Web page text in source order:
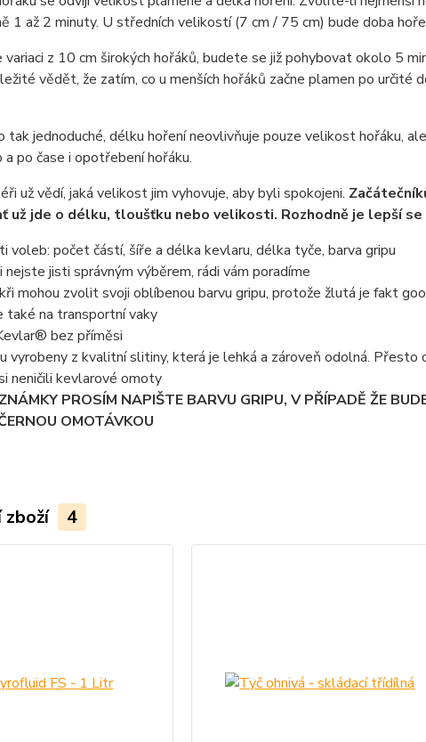
1 až 2 minuty. U středních velikostí (7 cm / 75 cm) bude doba
z 10 cm širokých hořáků, budete se již pohybovat okolo 5
vědět, že zatím, co u menších hořáků začne plamen po určité
tak jednoduché, délku hoření neovlivňuje pouze velikost hořáku,
po čase i opotřebení hořáku.
už vědí, jaká velikost jim vyhovuje, aby byli spokojeni.
už jde o délku, tloušťku nebo velikosti. Rozhodně je lepší
voleb: počet částí, šíře a délka kevlaru, délka tyče, barva gripu
nejste jisti správným výběrem, rádi vám poradíme
mohou zvolit svoji oblíbenou barvu gripu, protože žlutá je fakt
také na transportní vaky
bez příměsi
vyrobeny z kvalitní slitiny, která je lehká a zároveň odolná.
neničili kevlarové omoty
PROSÍM NAPIŠTE BARVU GRIPU, V PŘÍPADĚ ŽE
OMOTÁVKOU
zboží 4